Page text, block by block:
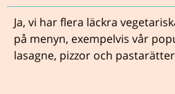
Ja, vi har flera läckra
på menyn, exempelvis vår
lasagne, pizzor och